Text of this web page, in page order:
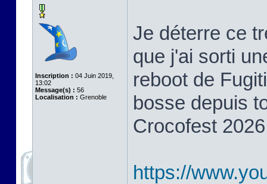
Inscription : 04 Juin 2019,
13:02
Message(s) : 56
Localisation : Grenoble
Je déterre ce
que j'ai sorti
reboot de
bosse depuis
Crocofest
https://